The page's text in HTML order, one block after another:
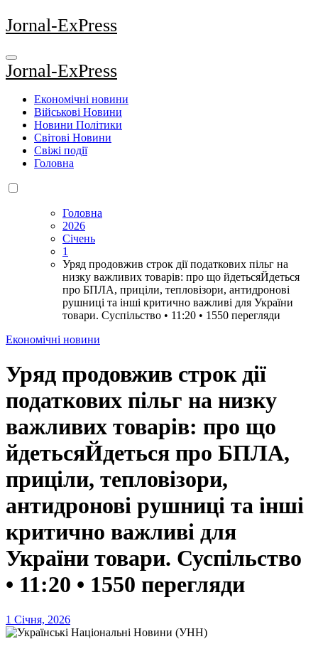
Jornal-ExPress
Jornal-ExPress
Економічні новини
Військові Новини
Новини Політики
Світові Новини
Свіжі події
Головна
Головна
2026
Січень
1
Уряд продовжив строк дії податкових пільг на
низку важливих товарів: про що йдетьсяЙдеться
про БПЛА, приціли, тепловізори, антидронові
рушниці та інші критично важливі для України
товари. Суспільство • 11:20 • 1550 перегляди
Економічні новини
Уряд продовжив строк дії
податкових пільг на низку
важливих товарів: про що
йдетьсяЙдеться про БПЛА,
приціли, тепловізори,
антидронові рушниці та інші
критично важливі для
України товари. Суспільство
• 11:20 • 1550 перегляди
1 Січня, 2026